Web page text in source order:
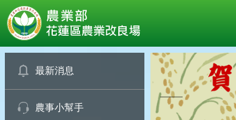
最新消息
農事小幫手